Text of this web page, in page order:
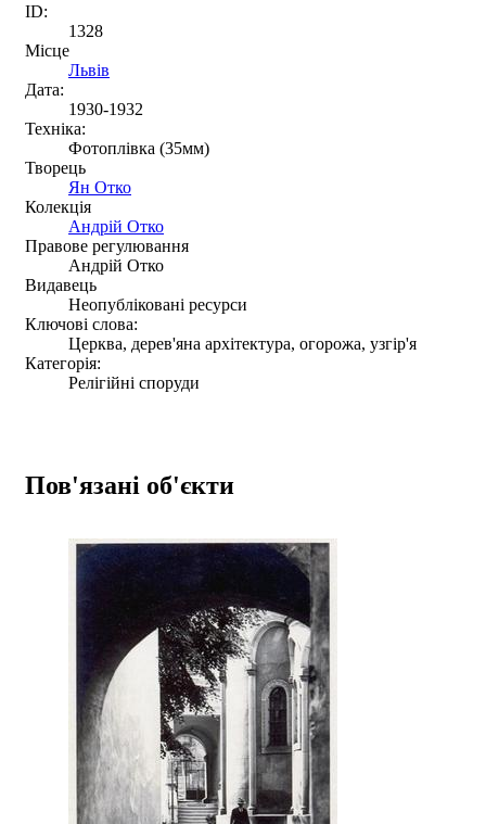
ID:
1328
Місце
Львів
Дата:
1930-1932
Техніка:
Фотоплівка (35мм)
Творець
Ян Отко
Колекція
Андрій Отко
Правове регулювання
Андрій Отко
Видавець
Неопубліковані ресурси
Ключові слова:
Церква, дерев'яна архітектура, огорожа, узгір'я
Категорія:
Релігійні споруди
Пов'язані об'єкти